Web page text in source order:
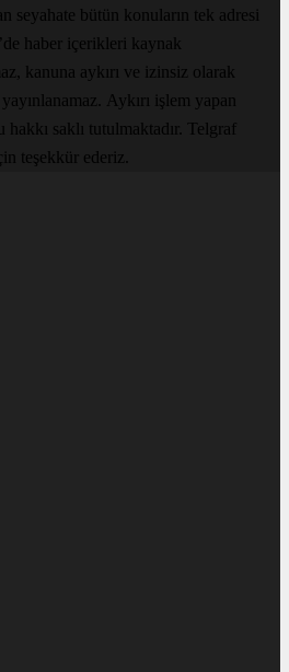
seyahate bütün konuların tek adresi
haber içerikleri kaynak
kanuna aykırı ve izinsiz olarak
Aykırı işlem yapan
saklı tutulmaktadır. Telgraf
teşekkür ederiz.